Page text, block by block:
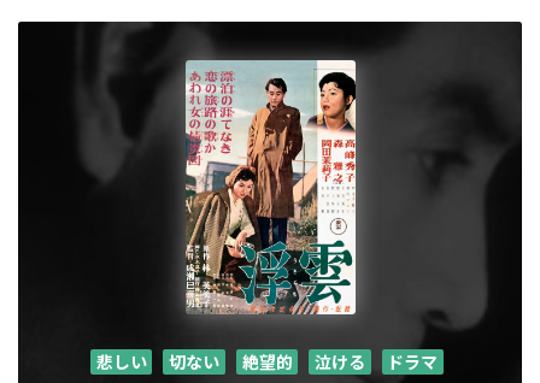
悲しい 切ない 絶望的 泣ける ドラマ